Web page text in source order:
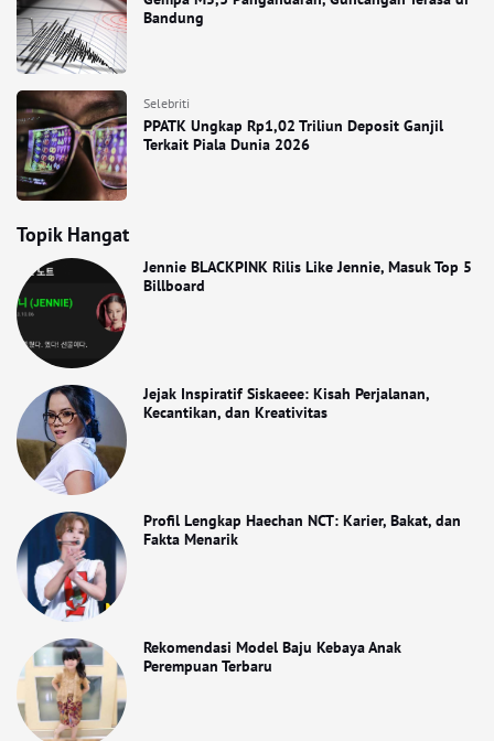
Bandung
Selebriti
PPATK Ungkap Rp1,02 Triliun Deposit Ganjil
Terkait Piala Dunia 2026
Topik Hangat
Jennie BLACKPINK Rilis Like Jennie, Masuk Top 5
Billboard
Jejak Inspiratif Siskaeee: Kisah Perjalanan,
Kecantikan, dan Kreativitas
Profil Lengkap Haechan NCT: Karier, Bakat, dan
Fakta Menarik
Rekomendasi Model Baju Kebaya Anak
Perempuan Terbaru